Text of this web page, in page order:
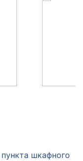
пункта шкафного